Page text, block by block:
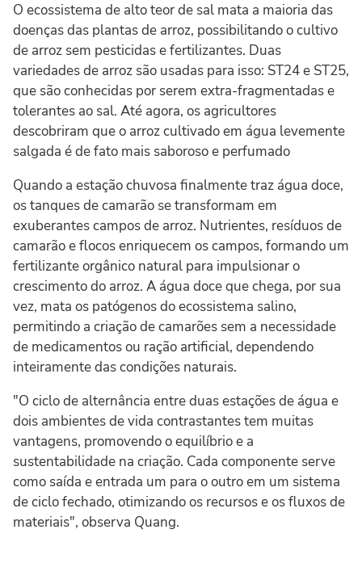
O ecossistema de alto teor de sal mata a maioria das
doenças das plantas de arroz, possibilitando o cultivo
de arroz sem pesticidas e fertilizantes. Duas
variedades de arroz são usadas para isso: ST24 e ST25,
que são conhecidas por serem extra-fragmentadas e
tolerantes ao sal. Até agora, os agricultores
descobriram que o arroz cultivado em água levemente
salgada é de fato mais saboroso e perfumado
Quando a estação chuvosa finalmente traz água doce,
os tanques de camarão se transformam em
exuberantes campos de arroz. Nutrientes, resíduos de
camarão e flocos enriquecem os campos, formando um
fertilizante orgânico natural para impulsionar o
crescimento do arroz. A água doce que chega, por sua
vez, mata os patógenos do ecossistema salino,
permitindo a criação de camarões sem a necessidade
de medicamentos ou ração artificial, dependendo
inteiramente das condições naturais.
"O ciclo de alternância entre duas estações de água e
dois ambientes de vida contrastantes tem muitas
vantagens, promovendo o equilíbrio e a
sustentabilidade na criação. Cada componente serve
como saída e entrada um para o outro em um sistema
de ciclo fechado, otimizando os recursos e os fluxos de
materiais", observa Quang.